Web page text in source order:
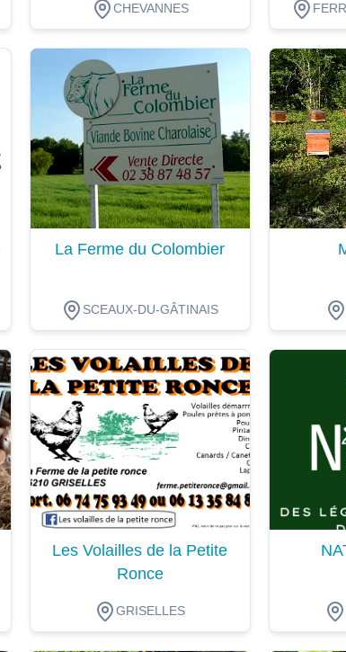
CHEVANNES
Dégustation
La Ferme du Colombier
SCEAUX-DU-GÂTINAIS
Dégustation
Les Volailles de la Petite
Ronce
GRISELLES